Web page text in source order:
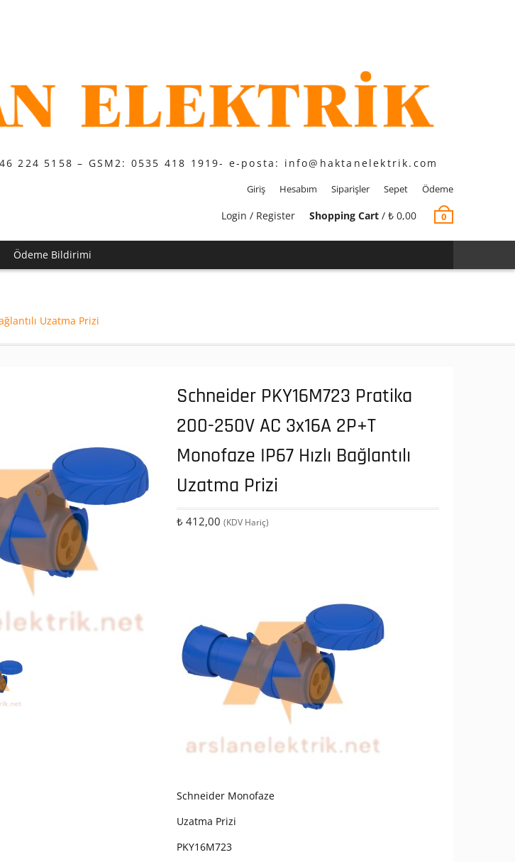
224 5158 – GSM2: 0535 418 1919- e-posta: info@haktanelektrik.com
Giriş Hesabım Siparişler Sepet Ödeme
Login / Register Shopping Cart / ₺ 0,00 0
Ödeme Bildirimi
Uzatma Prizi
Schneider PKY16M723 Pratika
200-250V AC 3x16A 2P+T
Monofaze IP67 Hızlı Bağlantılı
Uzatma Prizi
₺ 412,00 (KDV Hariç)
Schneider Monofaze
Uzatma Prizi
PKY16M723